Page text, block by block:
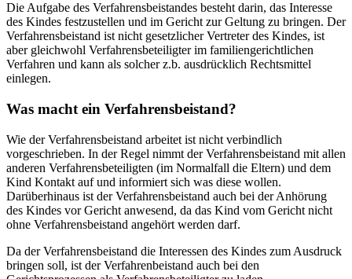
Die Aufgabe des Verfahrensbeistandes besteht darin, das Interesse
des Kindes festzustellen und im Gericht zur Geltung zu bringen. Der
Verfahrensbeistand ist nicht gesetzlicher Vertreter des Kindes, ist
aber gleichwohl Verfahrensbeteiligter im familiengerichtlichen
Verfahren und kann als solcher z.b. ausdrücklich Rechtsmittel
einlegen.
Was macht ein Verfahrensbeistand?
Wie der Verfahrensbeistand arbeitet ist nicht verbindlich
vorgeschrieben. In der Regel nimmt der Verfahrensbeistand mit allen
anderen Verfahrensbeteiligten (im Normalfall die Eltern) und dem
Kind Kontakt auf und informiert sich was diese wollen.
Darüberhinaus ist der Verfahrensbeistand auch bei der Anhörung
des Kindes vor Gericht anwesend, da das Kind vom Gericht nicht
ohne Verfahrensbeistand angehört werden darf.
Da der Verfahrensbeistand die Interessen des Kindes zum Ausdruck
bringen soll, ist der Verfahrenbeistand auch bei den